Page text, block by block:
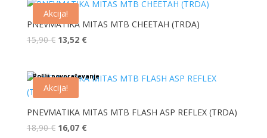
bila:
12,90 €.
10,97 €.
Akcija!
PNEVMATIKA MITAS MTB CHEETAH (TRDA)
15,90€ Izvirna
bila:
15,90 €.
13,52 €Trenutna
13,52 €.
Pošlji povpraševanje
Akcija!
PNEVMATIKA MITAS MTB FLASH ASP REFLEX (TRDA)
18,90€ Izvirna
16,07 €Trenutna